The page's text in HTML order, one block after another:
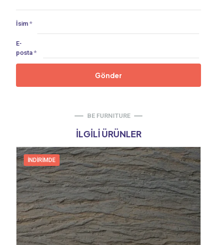
İsim *
E-
posta *
BE FURNITURE
İLGILI ÜRÜNLER
İNDIRIMDE